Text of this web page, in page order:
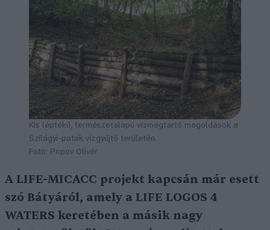
Kis léptékű, természetalapú vízmegtartó megoldások a
Szilágyi-patak vízgyűjtő területén.
Fotó: Popov Olivér
A LIFE-MICACC projekt kapcsán már esett
szó Bátyáról, amely a LIFE LOGOS 4
WATERS keretében a másik nagy